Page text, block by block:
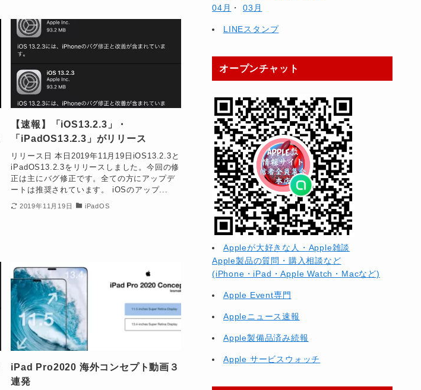
【速報】「iOS13.2.3」・
「iPadOS13.2.3」がリリース
リリース日 本日2019年11月19日iOS13.2.3と
iPadOS13.2.3をリリースしました。今回の修
正は主にバグ修正です。全ての方にアップデ
ートは推奨されています。 iOSのアップ...
2019年11月19日 iPadOS
iPad Pro2020 海外コンセプト動画３
連発
04月 ・03月
LINEスタンプ
オープンチャット
Appleが大好きな人・Apple雑談
Apple製品の質問・購入相談など
(iPhone・iPad・Apple Watch・Macなど)
Apple Event専門
Appleニュース速報
Apple製備品済み続報
Apple サービスウォッチ